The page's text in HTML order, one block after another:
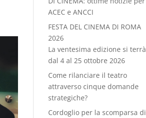
ACEC e ANCCI
FESTA DEL CINEMA DI ROMA
2026
La ventesima edizione si terrà
dal 4 al 25 ottobre 2026
Come rilanciare il teatro
attraverso cinque domande
strategiche?
Cordoglio per la scomparsa di